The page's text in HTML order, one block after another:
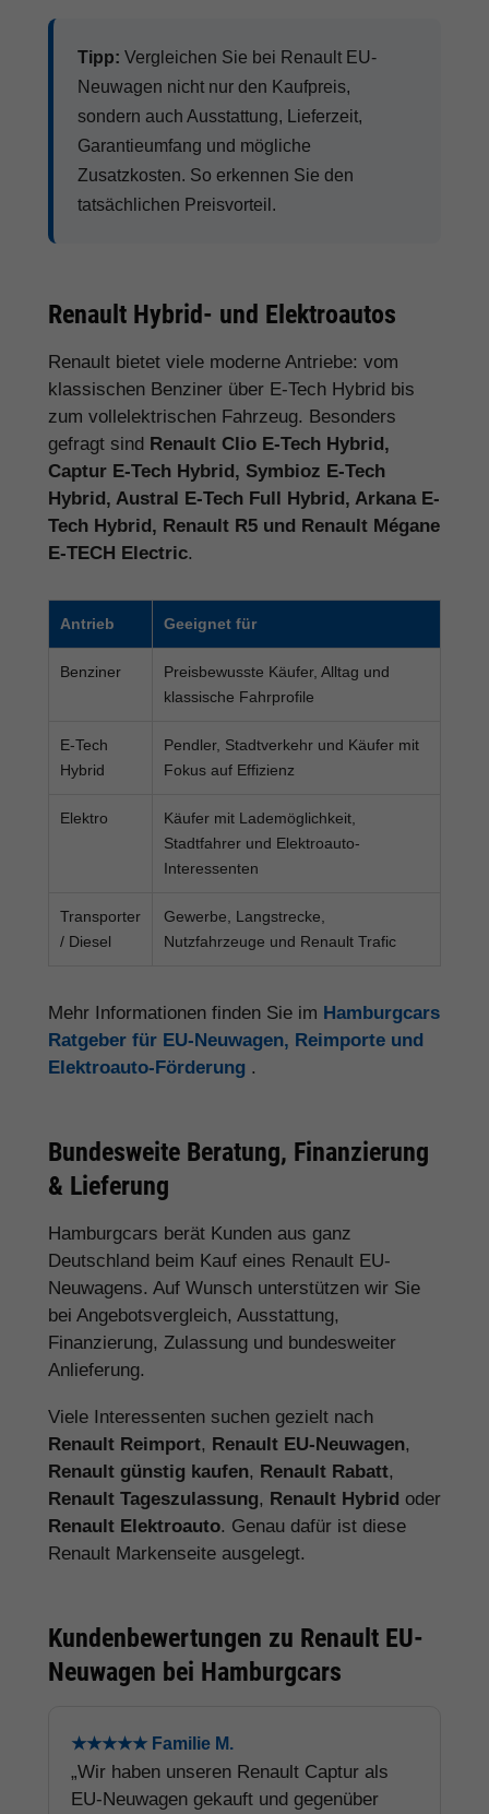
Tipp: Vergleichen Sie bei Renault EU-
Neuwagen nicht nur den Kaufpreis,
sondern auch Ausstattung, Lieferzeit,
Garantieumfang und mögliche
Zusatzkosten. So erkennen Sie den
tatsächlichen Preisvorteil.
Renault Hybrid- und Elektroautos
Renault bietet viele moderne Antriebe: vom
klassischen Benziner über E-Tech Hybrid bis
zum vollelektrischen Fahrzeug. Besonders
gefragt sind Renault Clio E-Tech Hybrid,
Captur E-Tech Hybrid, Symbioz E-Tech
Hybrid, Austral E-Tech Full Hybrid, Arkana E-
Tech Hybrid, Renault R5 und Renault Mégane
E-TECH Electric.
Antrieb Geeignet für
Benziner
Preisbewusste Käufer, Alltag und
klassische Fahrprofile
E-Tech
Hybrid
Pendler, Stadtverkehr und Käufer mit
Fokus auf Effizienz
Elektro
Käufer mit Lademöglichkeit,
Stadtfahrer und Elektroauto-
Interessenten
Transporter
/ Diesel
Gewerbe, Langstrecke,
Nutzfahrzeuge und Renault Trafic
Mehr Informationen finden Sie im Hamburgcars
Ratgeber für EU-Neuwagen, Reimporte und
Elektroauto-Förderung .
Bundesweite Beratung, Finanzierung
& Lieferung
Hamburgcars berät Kunden aus ganz
Deutschland beim Kauf eines Renault EU-
Neuwagens. Auf Wunsch unterstützen wir Sie
bei Angebotsvergleich, Ausstattung,
Finanzierung, Zulassung und bundesweiter
Anlieferung.
Viele Interessenten suchen gezielt nach
Renault Reimport, Renault EU-Neuwagen,
Renault günstig kaufen, Renault Rabatt,
Renault Tageszulassung, Renault Hybrid oder
Renault Elektroauto. Genau dafür ist diese
Renault Markenseite ausgelegt.
Kundenbewertungen zu Renault EU-
Neuwagen bei Hamburgcars
★★★★★ Familie M.
„Wir haben unseren Renault Captur als
EU-Neuwagen gekauft und gegenüber